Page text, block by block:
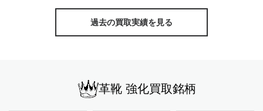
過去の買取実績を見る
革靴 強化買取銘柄